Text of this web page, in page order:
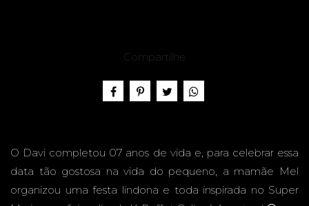
ANOS -
BUFFE
Compartilhe
O Davi completou 07 anos de vida e, para celebrar essa
data tão gostosa na vida do pequeno, a mamãe Mel
organizou uma festa lindona e toda inspirada no Super